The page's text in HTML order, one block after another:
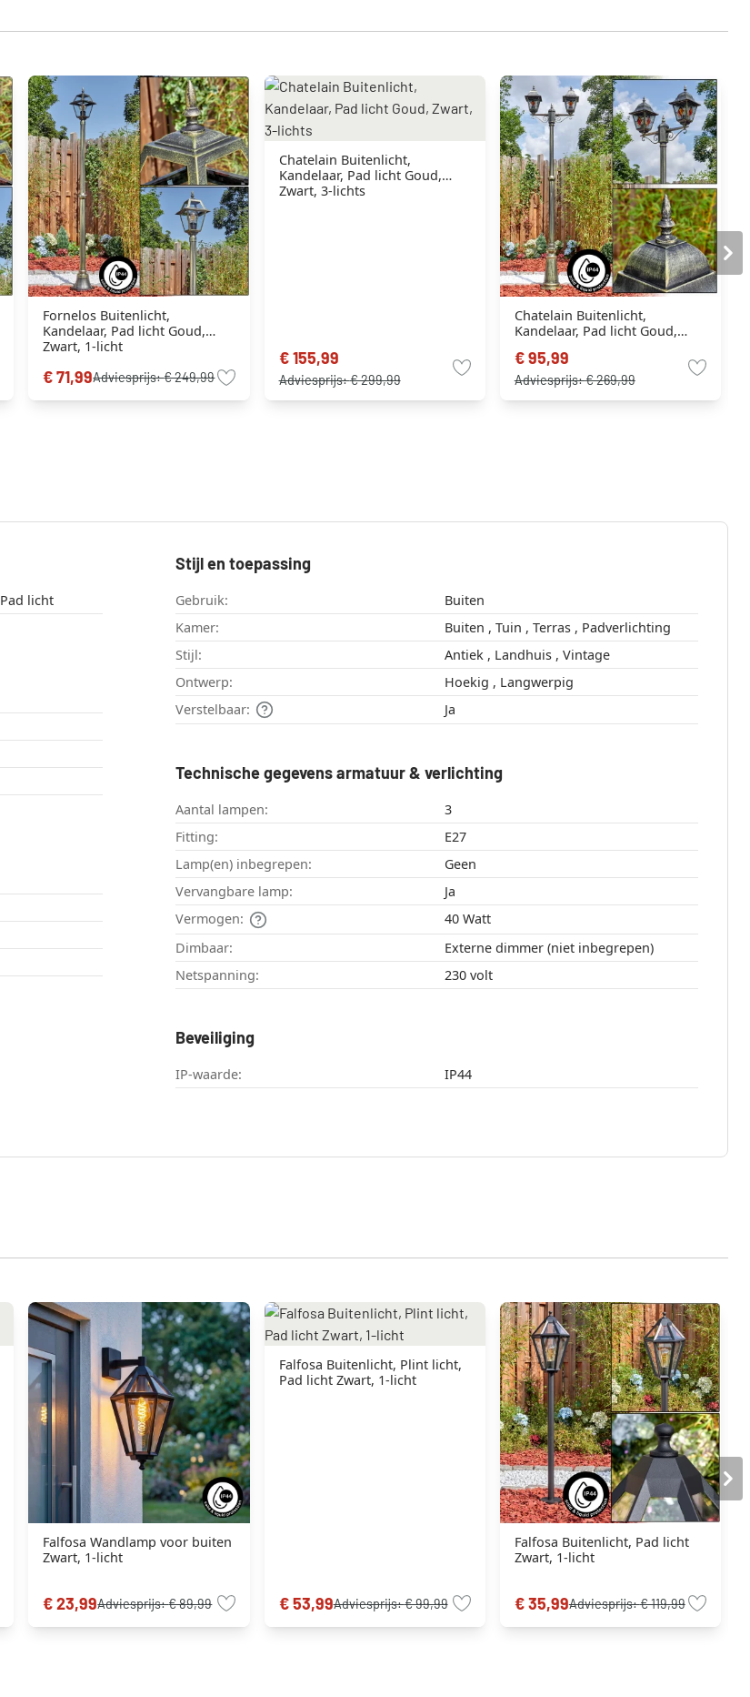
Fornelos Buitenlicht,
Kandelaar, Pad licht Goud,
Zwart, 1-licht
€ 71,99Adviesprijs:€ 249,99
Chatelain Buitenlicht,
Kandelaar, Pad licht Goud,
Zwart, 3-lichts
€ 155,99
Adviesprijs:€ 299,99
Chatelain Buitenlicht,
Kandelaar, Pad licht Goud,
€ 95,99
Adviesprijs:€ 269,99
Buitenlicht , Kandelaar , Pad licht
Stijl en toepassing
Gebruik:
Buiten
Kamer:
Buiten , Tuin , Terras , Padverlichting
Stijl:
Antiek , Landhuis , Vintage
Ontwerp:
Hoekig , Langwerpig
Verstelbaar:
Ja
Technische gegevens armatuur & verlichting
Aantal lampen:
3
Fitting:
E27
Lamp(en) inbegrepen:
Geen
Vervangbare lamp:
Ja
Vermogen:
40 Watt
Dimbaar:
Externe dimmer (niet inbegrepen)
Netspanning:
230 volt
Beveiliging
IP-waarde: IP44
Falfosa Wandlamp voor buiten
Zwart, 1-licht
€ 23,99Adviesprijs:€ 89,99
Falfosa Buitenlicht, Plint licht,
Pad licht Zwart, 1-licht
€ 53,99Adviesprijs:€ 99,99
Falfosa Buitenlicht, Pad licht
Zwart, 1-licht
€ 35,99Adviesprijs:€ 119,99